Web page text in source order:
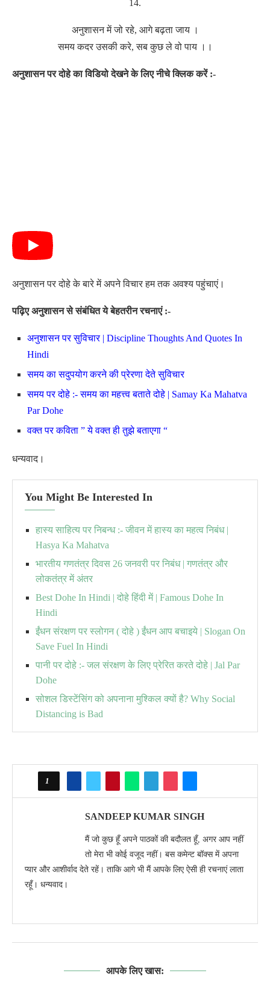
14.
अनुशासन में जो रहे, आगे बढ़ता जाय ।
समय कदर उसकी करे, सब कुछ ले वो पाय ।।
अनुशासन पर दोहे का विडियो देखने के लिए नीचे क्लिक करें :-
अनुशासन पर दोहे के बारे में अपने विचार हम तक अवश्य पहुंचाएं।
पढ़िए अनुशासन से संबंधित ये बेहतरीन रचनाएं :-
अनुशासन पर सुविचार | Discipline Thoughts And Quotes In
Hindi
समय का सदुपयोग करने की प्रेरणा देते सुविचार
समय पर दोहे :- समय का महत्त्व बताते दोहे | Samay Ka Mahatva
Par Dohe
वक्त पर कविता ” ये वक्त ही तुझे बताएगा “
धन्यवाद।
You Might Be Interested In
हास्य साहित्य पर निबन्ध :- जीवन में हास्य का महत्व निबंध |
Hasya Ka Mahatva
भारतीय गणतंत्र दिवस 26 जनवरी पर निबंध | गणतंत्र और
लोकतंत्र में अंतर
Best Dohe In Hindi | दोहे हिंदी में | Famous Dohe In
Hindi
ईंधन संरक्षण पर स्लोगन ( दोहे ) ईंधन आप बचाइये | Slogan On
Save Fuel In Hindi
पानी पर दोहे :- जल संरक्षण के लिए प्रेरित करते दोहे | Jal Par
Dohe
सोशल डिस्टेंसिंग को अपनाना मुश्किल क्यों है? Why Social
Distancing is Bad
1
SANDEEP KUMAR SINGH
मैं जो कुछ हूँ अपने पाठकों की बदौलत हूँ, अगर आप नहीं
तो मेरा भी कोई वजूद नहीं। बस कमेन्ट बॉक्स में अपना
प्यार और आशीर्वाद देते रहें। ताकि आगे भी मैं आपके लिए ऐसी ही रचनाएं लाता
रहूँ। धन्यवाद।
आपके लिए खास: